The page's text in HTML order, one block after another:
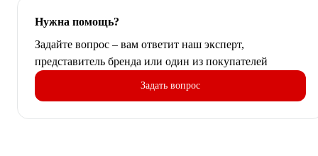
Нужна помощь?
Задайте вопрос – вам ответит наш эксперт,
представитель бренда или один из покупателей
Задать вопрос